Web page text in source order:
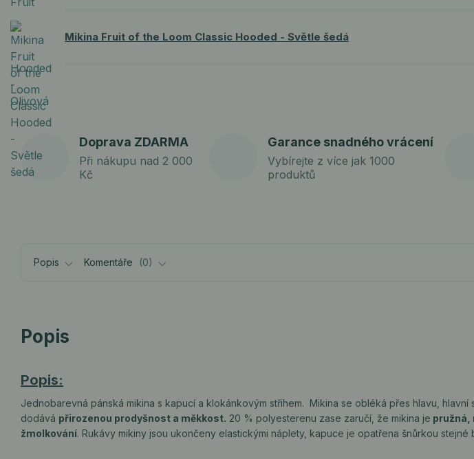
Mikina Fruit of the Loom Classic Hooded - Světle šedá
Doprava ZDARMA
Při nákupu nad 2 000
Kč
Garance snadného vrácení
Vybírejte z více jak 1000
produktů
Popis Komentáře 0
Popis
Popis:
Jednobarevná pánská mikina s kapucí a klokánkovým střihem. Mikina se obléká přes hlavu,
dodává přirozenou prodyšnost a měkkost. 20 % polyesterenu zase zaručí, že mikina je pružná,
žmolkování. Rukávy mikiny jsou ukončeny elastickými náplety, kapuce je opatřena šnůrkou stejné